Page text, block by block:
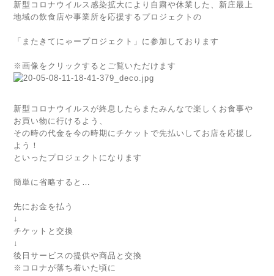
新型コロナウイルス感染拡大により自粛や休業した、新庄最上
地域の飲食店や事業所を応援するプロジェクトの
「またきてにゃープロジェクト」に参加しております
※画像をクリックするとご覧いただけます
新型コロナウイルスが終息したらまたみんなで楽しくお食事や
お買い物に行けるよう、
その時の代金を今の時期にチケットで先払いしてお店を応援し
よう！
といったプロジェクトになります
簡単に省略すると…
先にお金を払う
↓
チケットと交換
↓
後日サービスの提供や商品と交換
※コロナが落ち着いた頃に